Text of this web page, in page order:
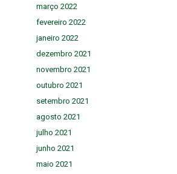
março 2022
fevereiro 2022
janeiro 2022
dezembro 2021
novembro 2021
outubro 2021
setembro 2021
agosto 2021
julho 2021
junho 2021
maio 2021